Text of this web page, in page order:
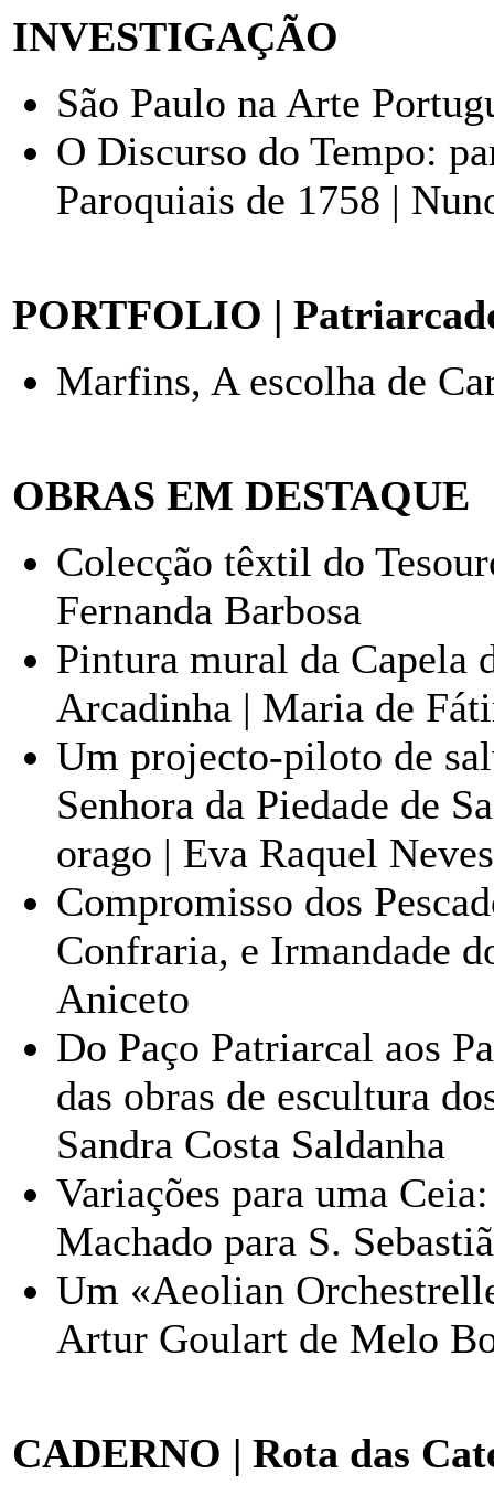
INVESTIGAÇÃO
São Paulo na Arte
O Discurso do Tempo:
Paroquiais de 1758 |
PORTFOLIO |
Marfins, A escolha de
OBRAS EM DESTAQUE
Colecção têxtil do
Fernanda Barbosa
Pintura mural da Capela
Arcadinha | Maria de
Um projecto-piloto de
Senhora da Piedade de
orago | Eva Raquel Neves
Compromisso dos
Confraria, e Irmandade
Aniceto
Do Paço Patriarcal aos
das obras de escultura
Sandra Costa Saldanha
Variações para uma
Machado para S.
Um «Aeolian
Artur Goulart de Melo
CADERNO | Rota das